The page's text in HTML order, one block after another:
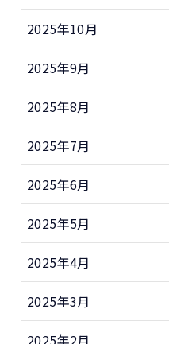
2025年10月
2025年9月
2025年8月
2025年7月
2025年6月
2025年5月
2025年4月
2025年3月
2025年2月